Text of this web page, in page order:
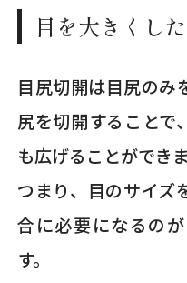
目を大きくし
目尻切開は目尻のみ
尻を切開することで
も広げることができま
つまり、目のサイズ
合に必要になるの
す。